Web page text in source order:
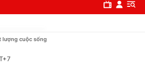
lượng cuộc sống